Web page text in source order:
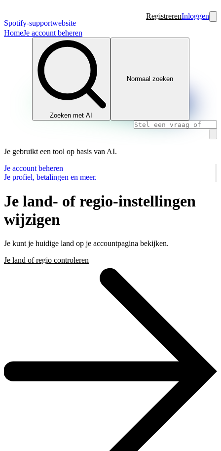
Spotify-supportwebsite
RegistrerenInloggen
HomeJe account beheren
Zoeken met AI
Normaal zoeken
Je gebruikt een tool op basis van AI.
Je account beheren
Je profiel, betalingen en meer.
Je land- of regio-instellingen
wijzigen
Je kunt je huidige land op je accountpagina bekijken.
Je land of regio controleren